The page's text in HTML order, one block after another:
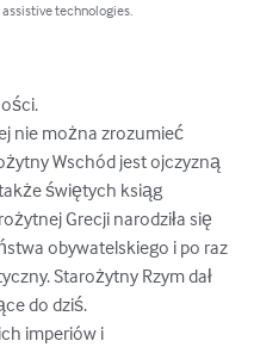
technologies.
nie można zrozumieć
Wschód jest ojczyzną
świętych ksiąg
Grecji narodziła się
obywatelskiego i po raz
Starożytny Rzym dał
do dziś.
imperiów i